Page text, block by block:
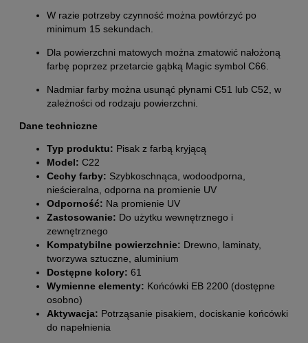
W razie potrzeby czynność można powtórzyć po
minimum 15 sekundach.
Dla powierzchni matowych można zmatowić nałożoną
farbę poprzez przetarcie gąbką Magic symbol C66.
Nadmiar farby można usunąć płynami C51 lub C52, w
zależności od rodzaju powierzchni.
Dane techniczne
Typ produktu: Pisak z farbą kryjącą
Model: C22
Cechy farby: Szybkoschnąca, wodoodporna,
nieścieralna, odporna na promienie UV
Odporność: Na promienie UV
Zastosowanie: Do użytku wewnętrznego i
zewnętrznego
Kompatybilne powierzchnie: Drewno, laminaty,
tworzywa sztuczne, aluminium
Dostępne kolory: 61
Wymienne elementy: Końcówki EB 2200 (dostępne
osobno)
Aktywacja: Potrząsanie pisakiem, dociskanie końcówki
do napełnienia